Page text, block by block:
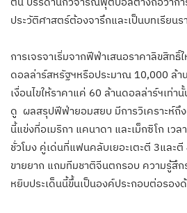
ประวัติศาสตร์ต้องจารึกและเป็นบทเรียน
การเจรจาเริ่มจากฟีฟ่าเสนอราคาลิขสิท
ดอลล่าร์สหรัฐฯหรือประมาณ 10,000 ล้า
เงื่อนไขให้ราคาแค่ 60 ล้านดอลล่าร์ฯเท่านั้
ดู ผลสรุปฟีฟ่ายอมสยบ มีการวิเคราะห์ถึง
นี้แข่งที่อเมริกา แคนาดา และเม็กซิโก เว
ชั่วโมง คู่เด่นที่แฟนคลับเยอะเตะตี 3และตี
ขายยาก แถมทีมชาติจีนตกรอบ ความรู้สึ
หยิบประเด็นนี้ขึ้นเป็นองค์ประกอบต่อรอง